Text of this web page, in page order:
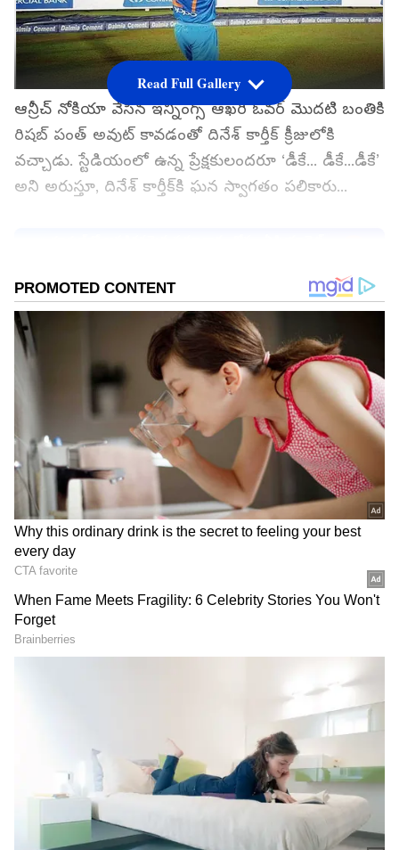
ఆన్రీచ్ నోకియా వేసిన ఇన్నింగ్స్ ఆఖరి ఓవర్‌ మొదటి బంతికి
రిషబ్ పంత్ అవుట్ కావడంతో దినేశ్ కార్తీక్ క్రీజులోకి
వచ్చాడు. స్టేడియంలో ఉన్న ప్రేక్షకులందరూ ‘డీకే... డీకే...డీకే’
అని అరుస్తూ, దినేశ్ కార్తీక్‌కి ఘన స్వాగతం పలికారు...
9
Dinesh Karthik
నోకియా బౌలింగ్‌లో ఎదుర్కొన్న మొదటి బంతికి పరుగులేమీ
చేయలేకపోయిన దినేశ్ కార్తీక్, రెండో బంతికి 2 పరుగులు
Read Full Gallery